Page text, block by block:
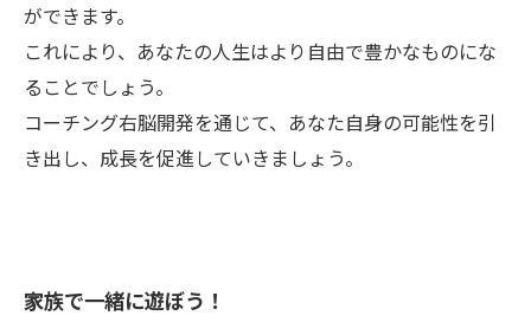
ができます。
これにより、あなたの人生はより自由で豊かなものにな
ることでしょう。
コーチング右脳開発を通じて、あなた自身の可能性を引
き出し、成長を促進していきましょう。
家族で一緒に遊ぼう！